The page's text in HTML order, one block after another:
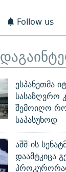
Follow us
ესპანეთმა
შემოიღო
საპასუხოდ
აშშ-ის
დაამტკიცა